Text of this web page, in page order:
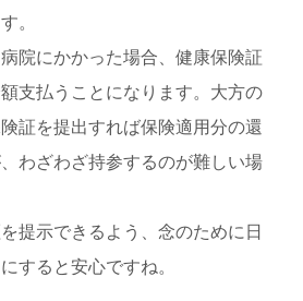
。
院にかかった場合、健康保険証
支払うことになります。大方の
証を提出すれば保険適用分の還
わざわざ持参するのが難しい場
提示できるよう、念のために日
すると安心ですね。